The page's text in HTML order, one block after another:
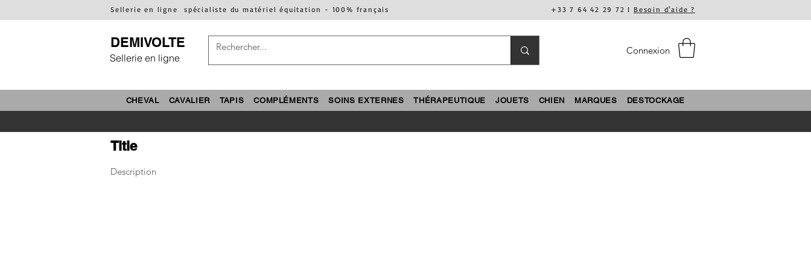
Sellerie en ligne spécialiste du matériel équitation - 100% français +33 7 64 42 29 72 I Besoin d'aide ?
DEMIVOLTE
Sellerie en ligne
Connexion
CHEVAL CAVALIER TAPIS COMPLÉMENTS SOINS EXTERNES THÉRAPEUTIQUE JOUETS CHIEN MARQUES DESTOCKAGE
Title
Description